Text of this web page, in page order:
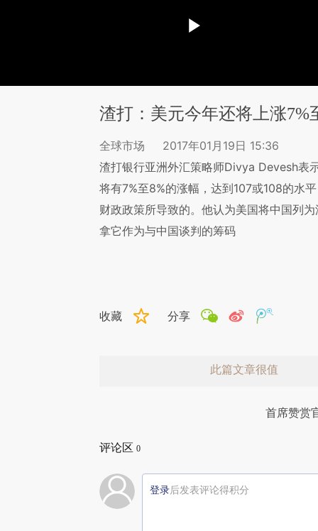
渣打：美元今年还将上涨7%
全球市场
2017年01月19日 15:36
渣打银行亚洲外汇策略师Divya Devesh表
将有7%至8%的涨幅，达到107或108的水
财政政策所导致的。他认为美国将中国列
拿它作为与中国谈判的筹码
收藏 分享
此篇文章很值
首席赞赏
评论区 0
登录后发表评论得积分